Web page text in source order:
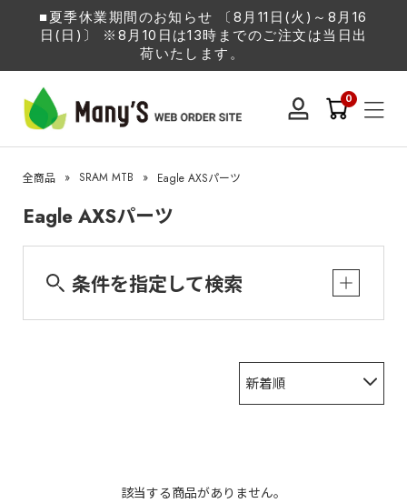
■夏季休業期間のお知らせ 〔8月11日(火)～8月16
日(日)〕 ※8月10日は13時までのご注文は当日出
荷いたします。
0
全商品 » SRAM MTB » Eagle AXSパーツ
Eagle AXSパーツ
条件を指定して検索
新着順
該当する商品がありません。